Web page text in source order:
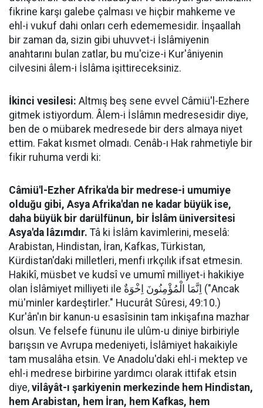
fikrine karşı galebe çalması ve hiçbir mahkeme ve
ehl-i vukuf dahi onları cerh edememesidir. İnşaallah
bir zaman da, sizin gibi uhuvvet-i İslâmiyenin
anahtarını bulan zatlar, bu mu'cize-i Kur'âniyenin
cilvesini âlem-i İslâma işittireceksiniz.
İkinci vesilesi: Altmış beş sene evvel Câmiü'l-Ezhere
gitmek istiyordum. Âlem-i İslâmın medresesidir diye,
ben de o mübarek medresede bir ders almaya niyet
ettim. Fakat kısmet olmadı. Cenâb-ı Hak rahmetiyle bir
fikir ruhuma verdi ki:
Câmiü'l-Ezher Afrika'da bir medrese-i umumiye
olduğu gibi, Asya Afrika'dan ne kadar büyük ise,
daha büyük bir darülfünun, bir İslâm üniversitesi
Asya'da lâzımdır. Tâ ki İslâm kavimlerini, meselâ:
Arabistan, Hindistan, İran, Kafkas, Türkistan,
Kürdistan'daki milletleri, menfi ırkçılık ifsat etmesin.
Hakikî, müsbet ve kudsî ve umumî milliyet-i hakikiye
olan İslâmiyet milliyeti ile اِنَّمَا الْمُؤْمِنُونَ اِخْوَةٌ ("Ancak
mü'minler kardeştirler." Hucurât Sûresi, 49:10.)
Kur'ân'ın bir kanun-u esasîsinin tam inkişafına mazhar
olsun. Ve felsefe fünunu ile ulûm-u diniye birbiriyle
barışsın ve Avrupa medeniyeti, İslâmiyet hakaikiyle
tam musalâha etsin. Ve Anadolu'daki ehl-i mektep ve
ehl-i medrese birbirine yardımcı olarak ittifak etsin
diye, vilâyât-ı şarkiyenin merkezinde hem Hindistan,
hem Arabistan, hem İran, hem Kafkas, hem